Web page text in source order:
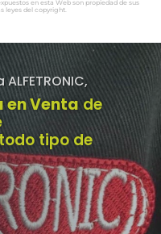
en esta Web son propiedad de sus
leyes del copyright.
en Venta de
tipo de